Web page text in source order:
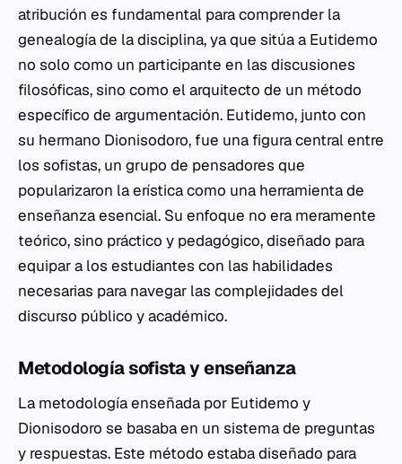
atribución es fundamental para comprender la
genealogía de la disciplina, ya que sitúa a Eutidemo
no solo como un participante en las discusiones
filosóficas, sino como el arquitecto de un método
específico de argumentación. Eutidemo, junto con
su hermano Dionisodoro, fue una figura central entre
los sofistas, un grupo de pensadores que
popularizaron la erística como una herramienta de
enseñanza esencial. Su enfoque no era meramente
teórico, sino práctico y pedagógico, diseñado para
equipar a los estudiantes con las habilidades
necesarias para navegar las complejidades del
discurso público y académico.
Metodología sofista y enseñanza
La metodología enseñada por Eutidemo y
Dionisodoro se basaba en un sistema de preguntas
y respuestas. Este método estaba diseñado para